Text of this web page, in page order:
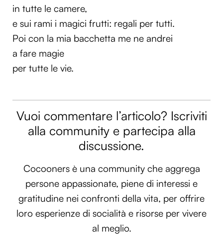
in tutte le camere,
e sui rami i magici frutti: regali per tutti.
Poi con la mia bacchetta me ne andrei
a fare magie
per tutte le vie.
Vuoi commentare l’articolo? Iscriviti
alla community e partecipa alla
discussione.
Cocooners è una community che aggrega
persone appassionate, piene di interessi e
gratitudine nei confronti della vita, per offrire
loro esperienze di socialità e risorse per vivere
al meglio.